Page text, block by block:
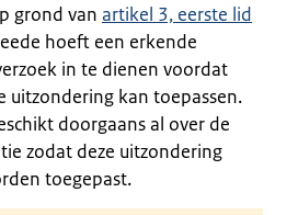
grond van artikel 3, eerste lid
hoeft een erkende
in te dienen voordat
uitzondering kan toepassen.
doorgaans al over de
zodat deze uitzondering
toegepast.